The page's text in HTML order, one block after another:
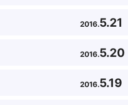
2016.5.21
2016.5.20
2016.5.19